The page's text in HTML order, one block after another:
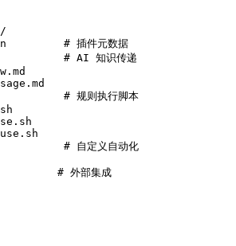
# 插件元数据
# AI 知识传递
# 规则执行脚本
# 自定义自动化